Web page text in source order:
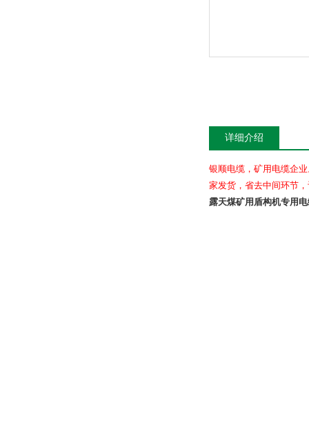
详细介绍
银顺电缆，矿用电缆企
家发货，省去中间环节
露天煤矿用盾构机专用